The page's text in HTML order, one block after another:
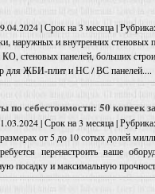
| Срок на 3 месяца |
наружных и внутренних стеновых
стеновых панелей, больших
для ЖБИ-плит и НС / ВС панелей....
по себестоимости: 50 копеек
| Срок на 3 месяца |
от 5 до 10 сотых долей
перенастроить ваше
посадку и максимальную